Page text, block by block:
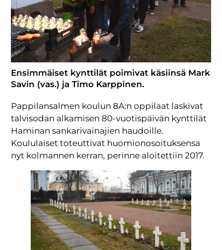
Ensimmäiset kynttilät poimivat käsiinsä Mark
Savin (vas.) ja Timo Karppinen.
Pappilansalmen koulun 8A:n oppilaat laskivat
talvisodan alkamisen 80-vuotispäivän kynttilät
Haminan sankarivainajien haudoille.
Koululaiset toteuttivat huomionosoituksensa
nyt kolmannen kerran, perinne aloitettiin 2017.